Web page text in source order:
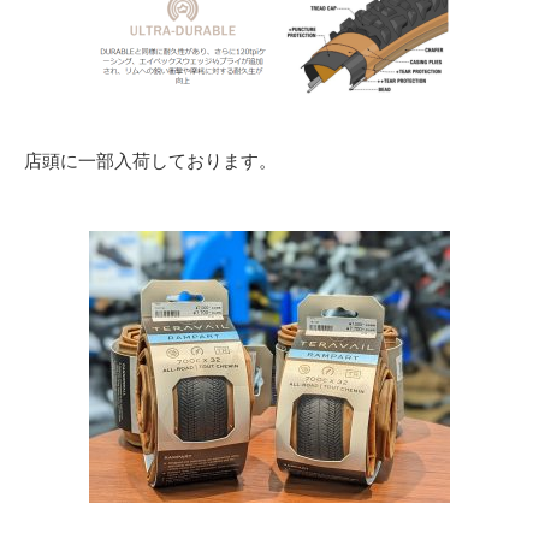
店頭に一部入荷しております。